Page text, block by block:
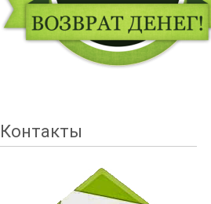
Контакты